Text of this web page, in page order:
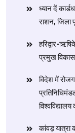
ध्यान दें
राशन, जिला
हरिद्वार-
प्रमुख विकास
विदेश में
​कांवड़ यात्रा